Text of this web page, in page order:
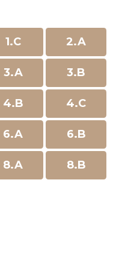
1.C 2.A
3.A 3.B
4.B 4.C
6.A 6.B
8.A 8.B